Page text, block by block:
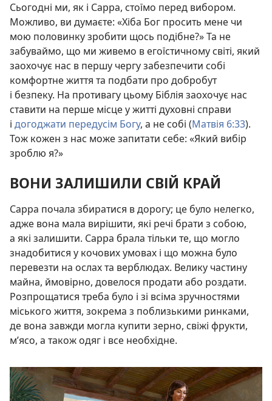
Сьогодні ми, як і Сарра, стоїмо перед вибором.
Можливо, ви думаєте: «Хіба Бог просить мене чи
мою половинку зробити щось подібне?» Та не
забуваймо, що ми живемо в егоїстичному світі, який
заохочує нас в першу чергу забезпечити собі
комфортне життя та подбати про добробут
і безпеку. На противагу цьому Біблія заохочує нас
ставити на перше місце у житті духовні справи
і догоджати передусім Богу, а не собі (Матвія 6:33).
Тож кожен з нас може запитати себе: «Який вибір
зроблю я?»
ВОНИ ЗАЛИШИЛИ СВІЙ КРАЙ
Сарра почала збиратися в дорогу; це було нелегко,
адже вона мала вирішити, які речі брати з собою,
а які залишити. Сарра брала тільки те, що могло
знадобитися у кочових умовах і що можна було
перевезти на ослах та верблюдах. Велику частину
майна, ймовірно, довелося продати або роздати.
Розпрощатися треба було і зі всіма зручностями
міського життя, зокрема з поблизькими ринками,
де вона завжди могла купити зерно, свіжі фрукти,
м’ясо, а також одяг і все необхідне.